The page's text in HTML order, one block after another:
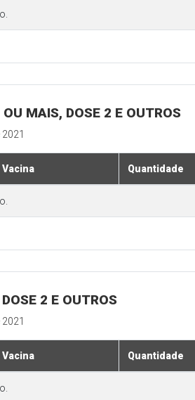
MAIS, DOSE 2 E OUTROS
Vacina Quantidade
2 E OUTROS
Vacina Quantidade